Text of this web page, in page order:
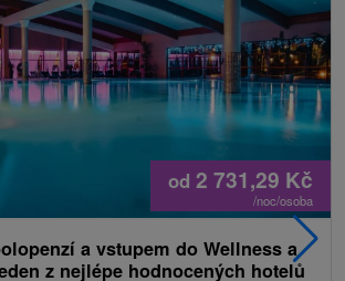
od 2 731,29 Kč
/noc/osoba
a vstupem do Wellness a
z nejlépe hodnocených hotelů